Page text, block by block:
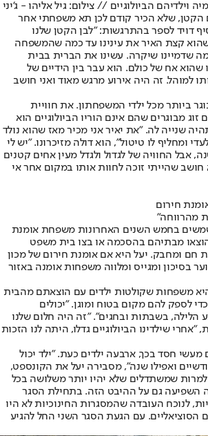
וילדיהם הביולוגיים // צילום: גיל אליהו - ג'יני
הקטן, שלא הכיר קודם לכן תא משפחתי אחר
דויד לספר בהתרגשות: "לבן הקטן שלנו
שהוא קצת האיר את עינינו עד כמה שהמשפחה
שדמיינו שיקרה. עשינו את הברית בבית
אח של כולם. הוא עבר בין הידיים של
למוהל. זה היה אירוע מרגש מאוד ואני חושב
הבוגר ביותר מכל ילדי המשפחתון. את חוויית
מבוגרים שהם אינם הוריו הביולוגיים הוא
שנייה לה. "את יאיר אני מכיר מאז שהוא נולד
ומחליף לו טיטול", הוא דולה מזיכרונו. "יש לי
אבל החוויה של לגדול ולגדל מעין אחים קטנים
שהייתי זוכה לחוות אותו במקום אחר אי
חירום
מהרווחה"
בחמש השנים האחרונות משפחת אומנת
מבתיהם בהסכמה או בצו בית משפט
חם ומחבק. יעל היא אם אומנת חירום של מכון
בסיכון ומגייס ומלווה משפחות אומנה באזור
משפחות שקולטות ילדים עם הוצאתם מהבית
לספק להם מקום בטוח ומוגן. "יכולים
הלילה, בשבתות ובחגים". "זה היה חלום שלנו
שילדינו הביולוגיים גדלו, היתה לנו הזכות
מעשי חסד בכך, ארבעה ילדים כעת. "ילד יכול
ואפילו שנה", מסבירה יעל את הקונספט,
למרות שמשתדלים שלא יהיו יותר משלושה בכל
השפיעה גם על ההיבט הזה. בתחילת הסגר
לנוכח העובדה שהמסגרות החינוכיות לא היו
הסוציאליים. עם הגעת הסגר השני החל להגיע